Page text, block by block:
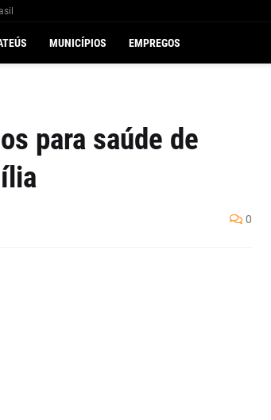
MUNICÍPIOS EMPREGOS
para saúde de
0